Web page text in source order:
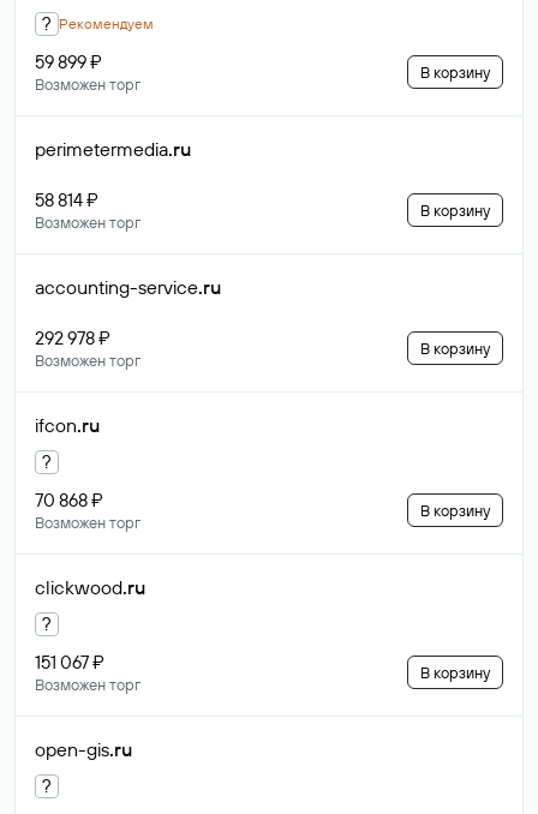
? Рекомендуем
59 899 ₽
Возможен торг
В корзину
perimetermedia.ru
58 814 ₽
Возможен торг
В корзину
accounting-service.ru
292 978 ₽
Возможен торг
В корзину
ifcon.ru
?
70 868 ₽
Возможен торг
В корзину
clickwood.ru
?
151 067 ₽
Возможен торг
В корзину
open-gis.ru
?